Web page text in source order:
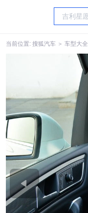
当前位置: 搜狐汽车 ＞ 车型大全